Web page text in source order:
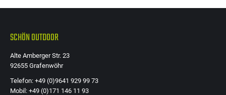
SCHÖN OUTDOOR
Alte Amberger Str. 23
92655 Grafenwöhr
Telefon: +49 (0)9641 929 99 73
Mobil: +49 (0)171 146 11 93